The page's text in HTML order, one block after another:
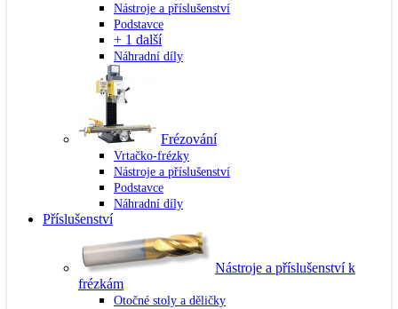
Nástroje a příslušenství
Podstavce
+ 1 další
Náhradní díly
Frézování
Vrtačko-frézky
Nástroje a příslušenství
Podstavce
Náhradní díly
Příslušenství
Nástroje a příslušenství k
frézkám
Otočné stoly a děličky